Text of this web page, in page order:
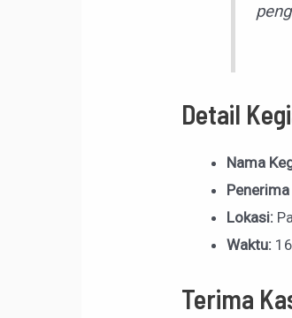
Detail
Nama
Lokasi:
Waktu:
Terima